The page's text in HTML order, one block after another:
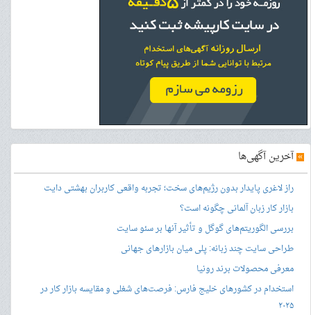
»آخرین آگهی‌ها
راز لاغری پایدار بدون رژیم‌های سخت؛ تجربه واقعی کاربران بهشتی دایت
بازار کار زبان آلمانی چگونه است؟
بررسی الگوریتم‌های گوگل و تأثیر آنها بر سئو سایت
طراحی سایت چند زبانه: پلی میان بازارهای جهانی
معرفی محصولات برند رونیا
استخدام در کشورهای خلیج فارس: فرصت‌های شغلی و مقایسه بازار کار در
۲۰۲۵